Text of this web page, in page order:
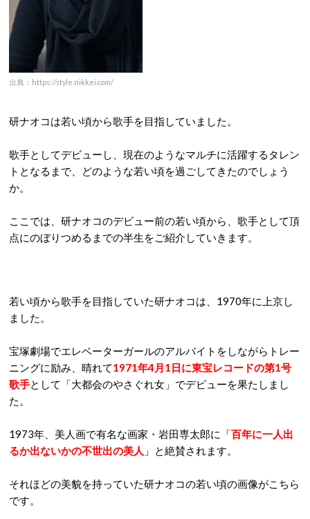
出典：https://style.nikkei.com/
研ナオコは若い頃から歌手を目指していました。
歌手としてデビューし、現在のようなマルチに活躍するタレン
トとなるまで、どのような若い頃を過ごしてきたのでしょう
か。
ここでは、研ナオコのデビュー前の若い頃から、歌手として頂
点にのぼりつめるまでの半生をご紹介していきます。
若い頃から歌手を目指していた研ナオコは、1970年に上京し
ました。
宝塚劇場でエレベーターガールのアルバイトをしながらトレー
ニングに励み、晴れて1971年4月1日に東宝レコードの第1号
歌手として「大都会のやさぐれ女」でデビューを果たしまし
た。
1973年、美人画で有名な画家・岩田専太郎に「百年に一人出
るか出ないかの不世出の美人 」と絶賛されます。
それほどの美貌を持っていた研ナオコの若い頃の画像がこちら
です。